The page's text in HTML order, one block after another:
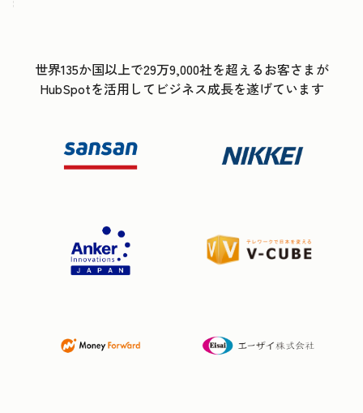
世界135か国以上で29万9,000社を超えるお客さまが
HubSpotを活用してビジネス成長を遂げています